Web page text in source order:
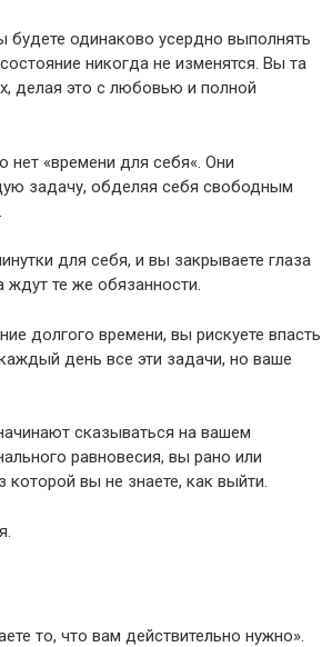
одинаково усердно выполнять
никогда не изменятся. Вы та
делая это с любовью и полной
нет «времени для себя«. Они
задачу, обделяя себя свободным
для себя, и вы закрываете глаза
ждут те же обязанности.
долгого времени, вы рискуете впасть
день все эти задачи, но ваше
сказываться на вашем
равновесия, вы рано или
вы не знаете, как выйти.
то, что вам действительно нужно».